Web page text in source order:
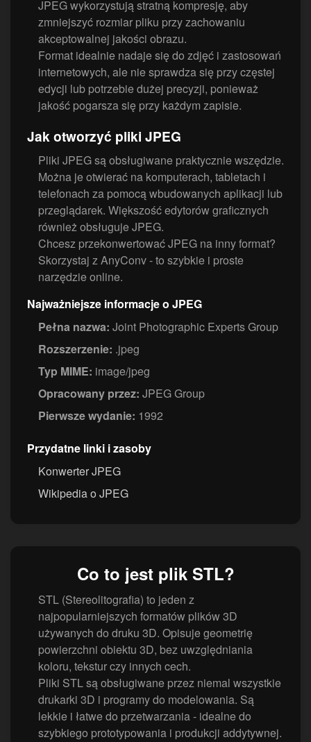
JPEG wykorzystują stratną kompresję, aby
zmniejszyć rozmiar pliku przy zachowaniu
akceptowalnej jakości obrazu.
Format idealnie nadaje się do zdjęć i zastosowań
internetowych, ale nie sprawdza się przy częstej
edycji lub potrzebie dużej precyzji, ponieważ
jakość pogarsza się przy każdym zapisie.
Jak otworzyć pliki JPEG
Pliki JPEG są obsługiwane praktycznie wszędzie.
Można je otwierać na komputerach, tabletach i
telefonach za pomocą wbudowanych aplikacji lub
przeglądarek. Większość edytorów graficznych
również obsługuje JPEG.
Chcesz przekonwertować JPEG na inny format?
Skorzystaj z AnyConv - to szybkie i proste
narzędzie online.
Najważniejsze informacje o JPEG
Pełna nazwa: Joint Photographic Experts Group
Rozszerzenie: .jpeg
Typ MIME: image/jpeg
Opracowany przez: JPEG Group
Pierwsze wydanie: 1992
Przydatne linki i zasoby
Konwerter JPEG
Wikipedia o JPEG
Co to jest plik STL?
STL (Stereolitografia) to jeden z
najpopularniejszych formatów plików 3D
używanych do druku 3D. Opisuje geometrię
powierzchni obiektu 3D, bez uwzględniania
koloru, tekstur czy innych cech.
Pliki STL są obsługiwane przez niemal wszystkie
drukarki 3D i programy do modelowania. Są
lekkie i łatwe do przetwarzania - idealne do
szybkiego prototypowania i produkcji addytywnej.